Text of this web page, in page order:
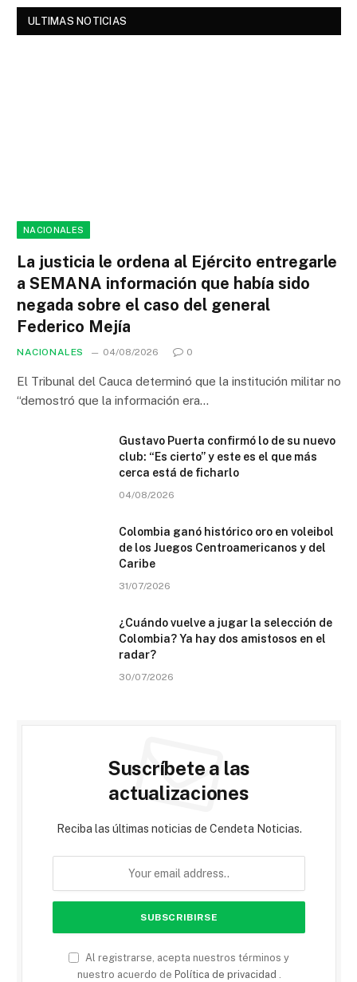
ULTIMAS NOTICIAS
NACIONALES
La justicia le ordena al Ejército entregarle
a SEMANA información que había sido
negada sobre el caso del general
Federico Mejía
NACIONALES 04/08/2026 0
El Tribunal del Cauca determinó que la institución militar no
“demostró que la información era…
Gustavo Puerta confirmó lo de su nuevo
club: “Es cierto” y este es el que más
cerca está de ficharlo
04/08/2026
Colombia ganó histórico oro en voleibol
de los Juegos Centroamericanos y del
Caribe
31/07/2026
¿Cuándo vuelve a jugar la selección de
Colombia? Ya hay dos amistosos en el
radar?
30/07/2026
Suscríbete a las
actualizaciones
Reciba las últimas noticias de Cendeta Noticias.
Al registrarse, acepta nuestros términos y
nuestro acuerdo de Política de privacidad .